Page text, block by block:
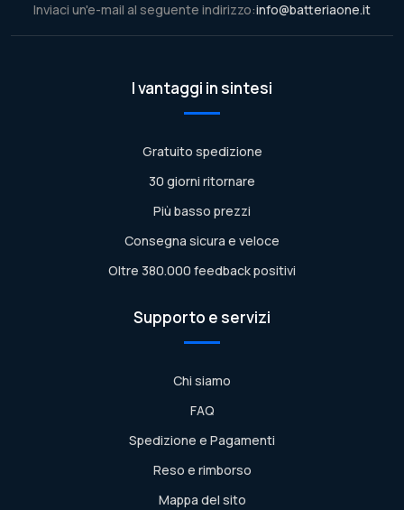
Inviaci un'e-mail al seguente indirizzo:info@batteriaone.it
I vantaggi in sintesi
Gratuito spedizione
30 giorni ritornare
Più basso prezzi
Consegna sicura e veloce
Oltre 380.000 feedback positivi
Supporto e servizi
Chi siamo
FAQ
Spedizione e Pagamenti
Reso e rimborso
Mappa del sito